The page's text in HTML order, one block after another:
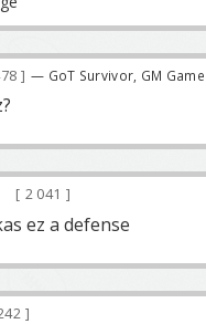
— GoT Survivor, GM
2 041
ez a defense